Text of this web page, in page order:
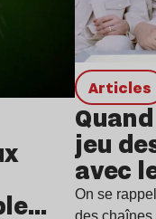
Articles
jeu
avec
On se
des